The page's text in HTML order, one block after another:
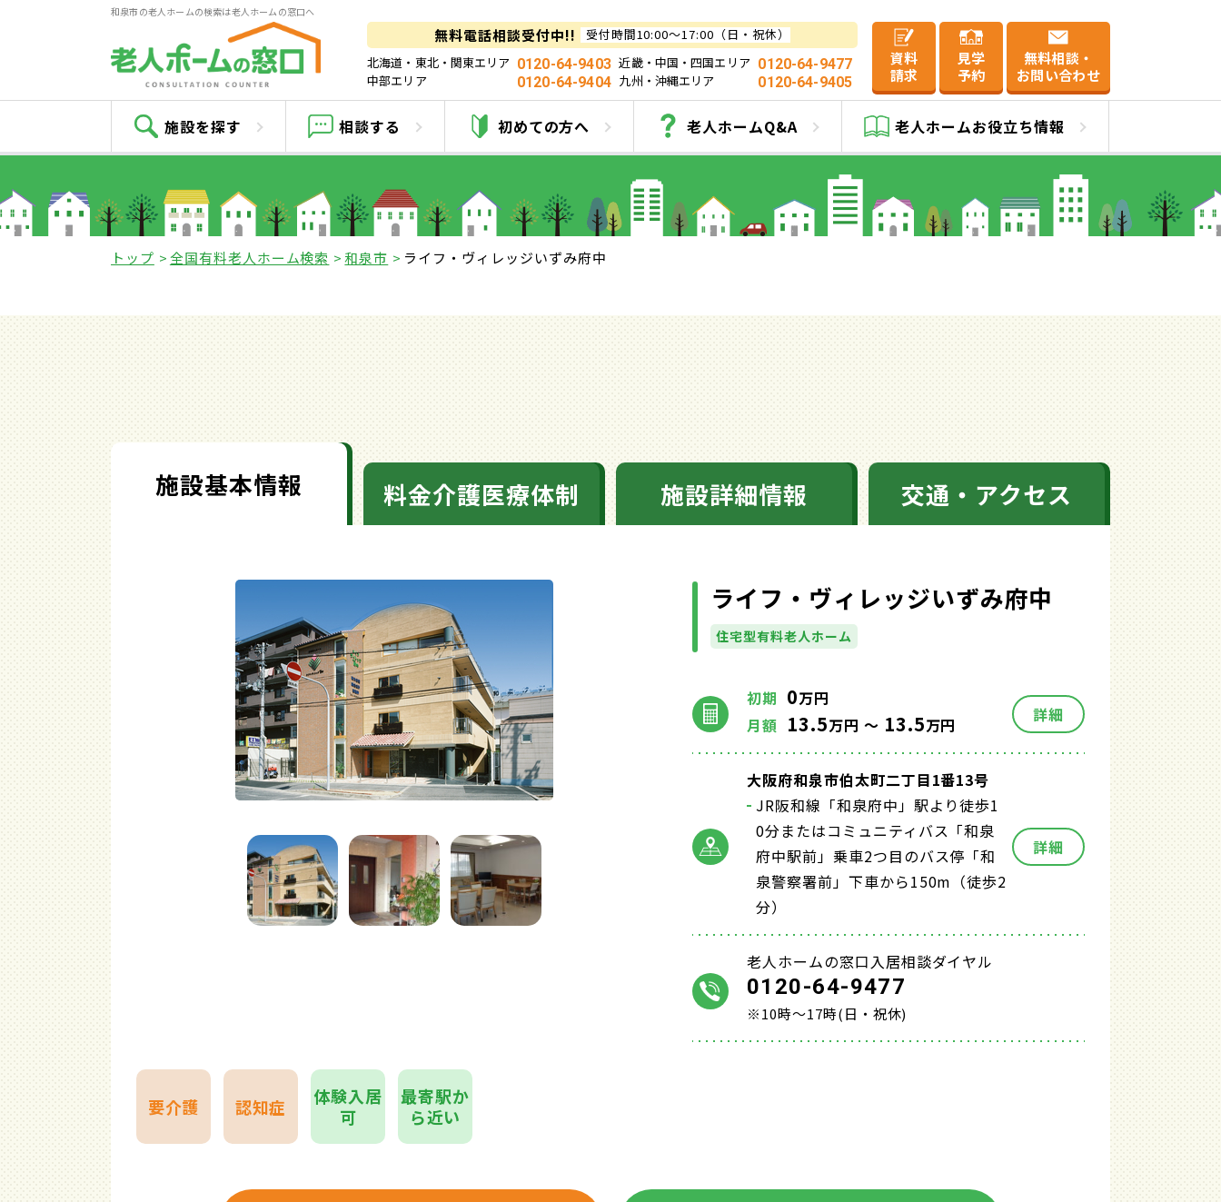
和泉市の老人ホームの検索は老人ホームの窓口へ
無料電話相談受付中!!
受付時間10:00～17:00（日・祝休）
北海道・東北・関東エリア 0120-64-9403 近畿・中国・四国エリア 0120-64-9477
中部エリア
0120-64-9404 九州・沖縄エリア 0120-64-9405
資料
請求
見学
予約
無料相談・
お問い合わせ
施設を探す 相談する 初めての方へ 老人ホームQ&A 老人ホームお役立ち情報
ライフ・ヴィレッジいずみ府中
トップ 全国有料老人ホーム検索 和泉市 ライフ・ヴィレッジいずみ府中
施設基本情報 料金介護医療体制 施設詳細情報 交通・アクセス
ライフ・ヴィレッジいずみ府中
住宅型有料老人ホーム
初期 0万円
月額 13.5万円 ～ 13.5万円 詳細
大阪府和泉市伯太町二丁目1番13号
JR阪和線「和泉府中」駅より徒歩1
0分またはコミュニティバス「和泉
府中駅前」乗車2つ目のバス停「和
泉警察署前」下車から150m（徒歩2
分）
詳細
老人ホームの窓口入居相談ダイヤル
0120-64-9477
※10時～17時(日・祝休)
要介護 認知症
体験入居
可
最寄駅か
ら近い